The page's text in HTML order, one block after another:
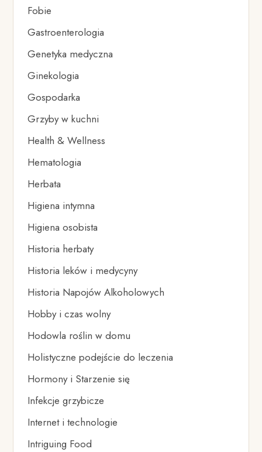
Fobie
Gastroenterologia
Genetyka medyczna
Ginekologia
Gospodarka
Grzyby w kuchni
Health & Wellness
Hematologia
Herbata
Higiena intymna
Higiena osobista
Historia herbaty
Historia leków i medycyny
Historia Napojów Alkoholowych
Hobby i czas wolny
Hodowla roślin w domu
Holistyczne podejście do leczenia
Hormony i Starzenie się
Infekcje grzybicze
Internet i technologie
Intriguing Food